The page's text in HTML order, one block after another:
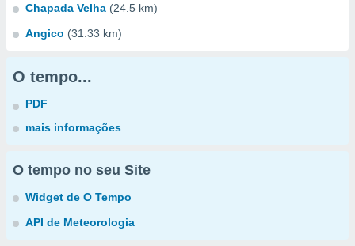
Chapada Velha (24.5 km)
Angico (31.33 km)
O tempo...
PDF
mais informações
O tempo no seu Site
Widget de O Tempo
API de Meteorologia